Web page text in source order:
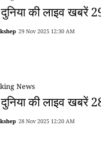
की लाइव
29 Nov 2025 12:30 AM
News
की लाइव
28 Nov 2025 12:20 AM